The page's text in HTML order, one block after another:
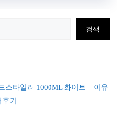
검색
스타일러 1000ML 화이트 – 이유
기